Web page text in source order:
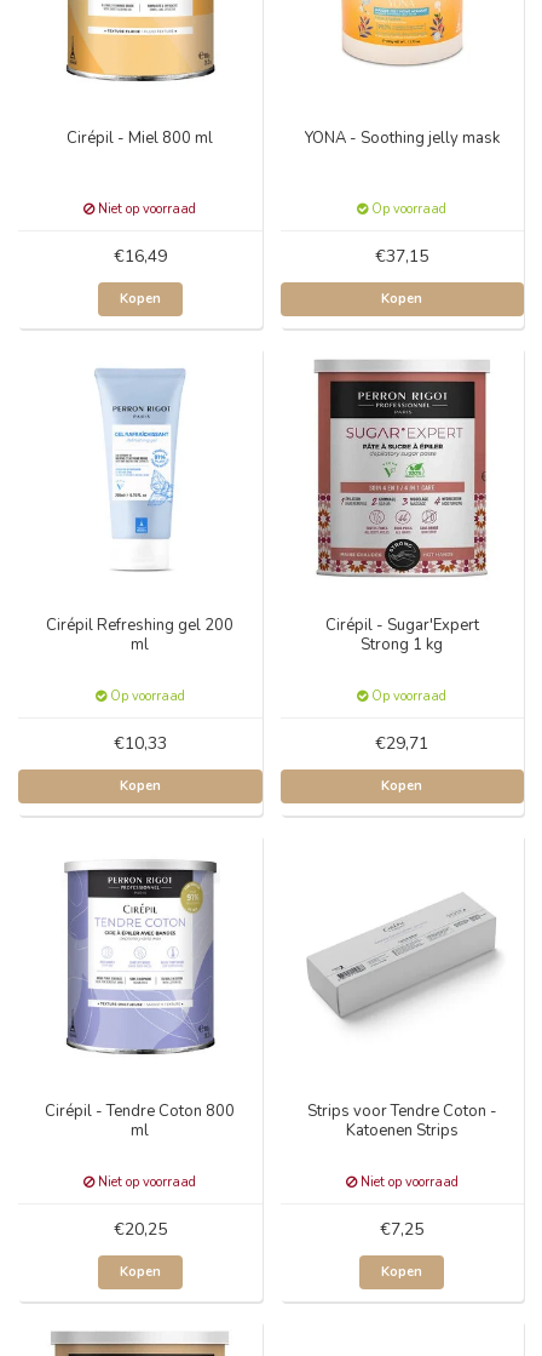
Cirépil - Miel 800 ml
Niet op voorraad
€16,49
Kopen
YONA - Soothing jelly mask
Op voorraad
€37,15
Kopen
Cirépil Refreshing gel 200
ml
Op voorraad
€10,33
Kopen
Cirépil - Sugar'Expert
Strong 1 kg
Op voorraad
€29,71
Kopen
Cirépil - Tendre Coton 800
ml
Niet op voorraad
€20,25
Kopen
Strips voor Tendre Coton -
Katoenen Strips
Niet op voorraad
€7,25
Kopen